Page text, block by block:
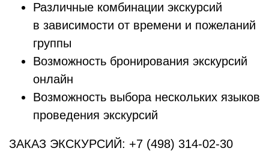
Различные комбинации экскурсий
в зависимости от времени и пожеланий
группы
Возможность бронирования экскурсий
онлайн
Возможность выбора нескольких языков
проведения экскурсий
ЗАКАЗ ЭКСКУРСИЙ: +7 (498) 314-02-30